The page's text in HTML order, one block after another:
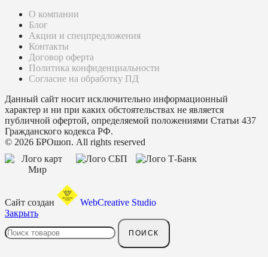
О компании
Блог
Акции и спецпредложения
Контакты
Договор оферта
Политика конфиденциальности
Согласие на обработку ПД
Данный сайт носит исключительно информационный
характер и ни при каких обстоятельствах не является
публичной офертой, определяемой положениями Статьи 437
Гражданского кодекса РФ.
© 2026 БРОшоп. All rights reserved
Сайт создан
WebCreative Studio
Закрыть
ПОИСК